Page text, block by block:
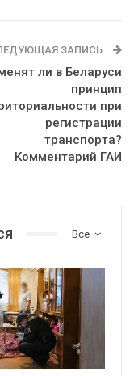
ЗАПИСЬ
ли в Беларуси
принцип
при
регистрации
транспорта?
Комментарий ГАИ
Все